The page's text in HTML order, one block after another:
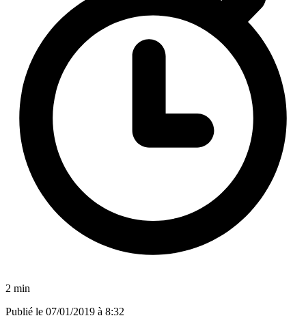
2 min
Publié le 07/01/2019 à 8:32